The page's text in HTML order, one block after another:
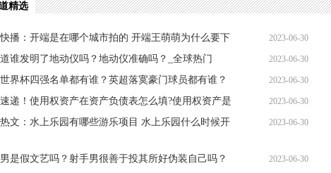
精选
播：开端是在哪个城市拍的 开端王萌萌为什么要下
2023-06-30
11:10:27
谁发明了地动仪吗？地动仪准确吗？_全球热门 2023-06-30
11:07:04
界杯四强名单都有谁？英超落寞豪门球员都有谁？ 2023-06-30
10:46:55
递！使用权资产在资产负债表怎么填?使用权资产是
目
2023-06-30
10:57:20
文：水上乐园有哪些游乐项目 水上乐园什么时候开
2023-06-30
是假文艺吗？射手男很善于投其所好伪装自己吗？ 2023-06-30